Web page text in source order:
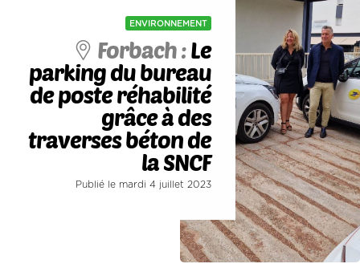
ENVIRONNEMENT
Forbach :Le
parking du bureau
de poste réhabilité
grâce à des
traverses béton de
la SNCF
Publié le mardi 4 juillet 2023